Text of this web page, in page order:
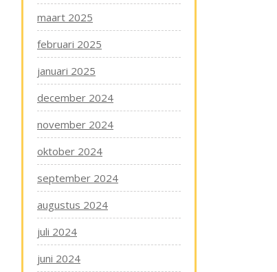
maart 2025
februari 2025
januari 2025
december 2024
november 2024
oktober 2024
september 2024
augustus 2024
juli 2024
juni 2024